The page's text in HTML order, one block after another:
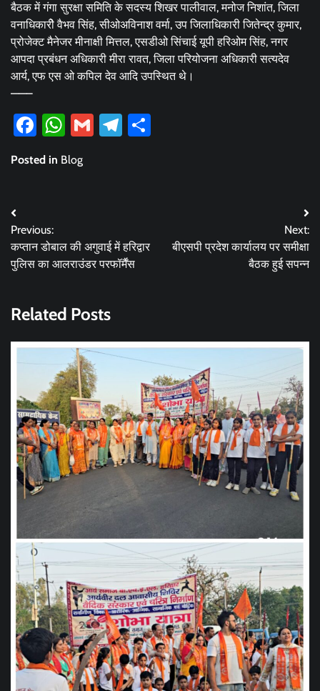
बैठक में गंगा सुरक्षा समिति के सदस्य शिखर पालीवाल, मनोज निशांत, जिला
वनाधिकारीे वैभव सिंह, सीओअविनाश वर्मा, उप जिलाधिकारी जितेन्द्र कुमार,
प्रोजेक्ट मैनेजर मीनाक्षी मित्तल, एसडीओ सिंचाई यूपी हरिओम सिंह, नगर
आपदा प्रबंधन अधिकारी मीरा रावत, जिला परियोजना अधिकारी सत्यदेव
आर्य, एफ एस ओ कपिल देव आदि उपस्थित थे।
——–
Facebook
WhatsApp
GmailTelegram
Posted in Blog
Post
navigation
Previous:
कप्तान डोबाल की अगुवाई में हरिद्वार
पुलिस का आलराउंडर परफॉर्मैंस
Next:
बीएसपी प्रदेश कार्यालय पर समीक्षा
बैठक हुई सपन्न
Related Posts